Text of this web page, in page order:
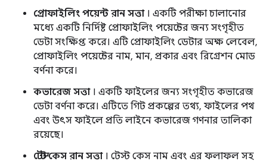
প্রোফাইলিং পয়েন্ট রান সত্তা। একটি পরীক্ষা চালানোর
মধ্যে একটি নির্দিষ্ট প্রোফাইলিং পয়েন্টের জন্য সংগৃহীত
ডেটা সংক্ষিপ্ত করে। এটি প্রোফাইলিং ডেটার অক্ষ লেবেল,
প্রোফাইলিং পয়েন্টের নাম, মান, প্রকার এবং রিগ্রেশন মোড
বর্ণনা করে।
কভারেজ সত্তা। একটি ফাইলের জন্য সংগৃহীত কভারেজ
ডেটা বর্ণনা করে। এটিতে গিট প্রকল্পের তথ্য, ফাইলের পথ
এবং উৎস ফাইলে প্রতি লাইনে কভারেজ গণনার তালিকা
রয়েছে।
টেস্ট কেস রান সত্তা। টেস্ট কেস নাম এবং এর ফলাফল সহ